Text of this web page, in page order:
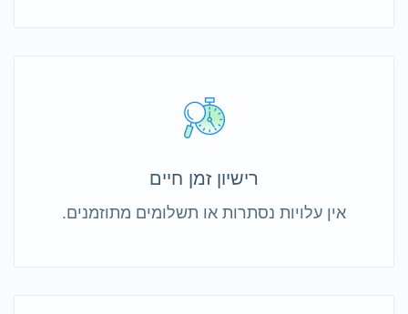
רישיון זמן חיים
אין עלויות נסתרות או תשלומים מתוזמנים.